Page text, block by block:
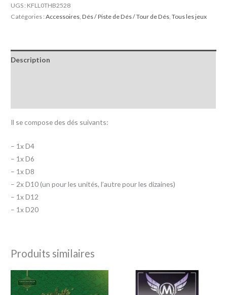
UGS : KFLL0THB2528
Catégories :Accessoires ,Dés / Piste de Dés / Tour de Dés ,Tous les jeux
Description
Il se compose des dés suivants:
– 1x D4
– 1x D6
– 1x D8
– 2x D10 (un pour les unités, l’autre pour les dizaines)
– 1x D12
– 1x D20
Produits similaires